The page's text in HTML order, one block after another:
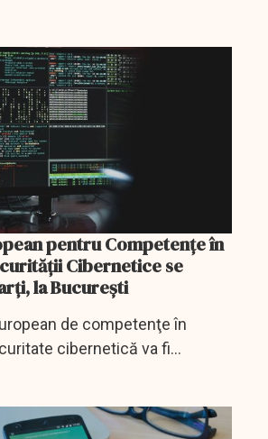
de preluare a specialistului
pentru Competențe în
Cibernetice se
la Bucureşti
de competenţe în
cibernetică va fi
la Bucureşti, în campusul